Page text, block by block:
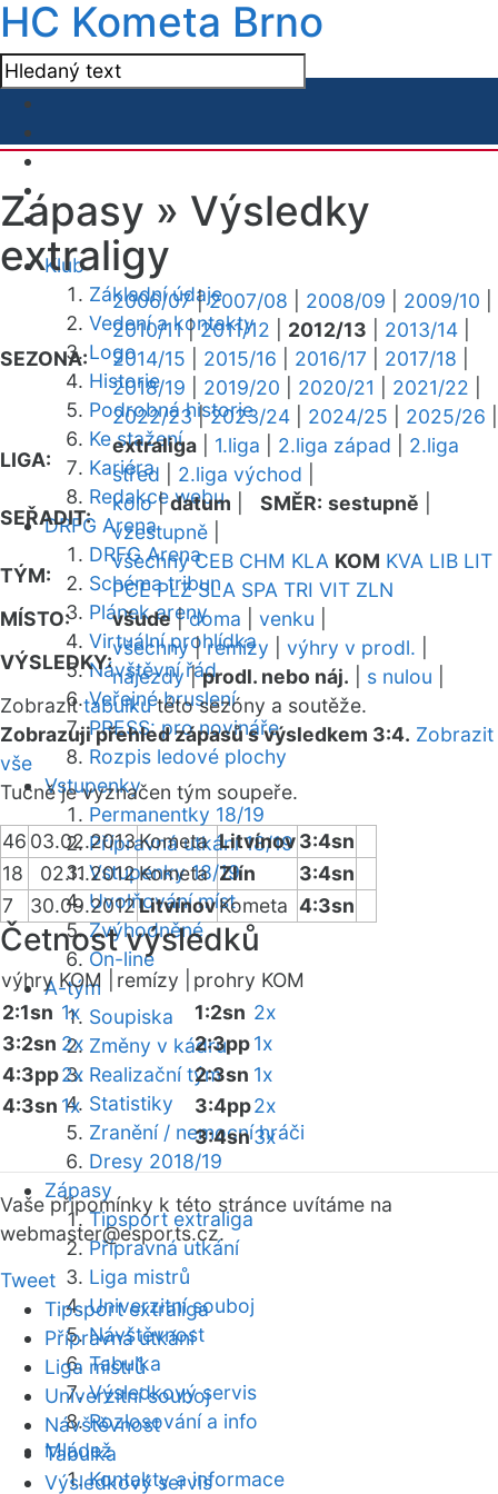
HC Kometa Brno
Klub
Základní údaje
Vedení a kontakty
Logo
Historie
Podrobná historie
Ke stažení
Kariéra
Redakce webu
DRFG Arena
DRFG Arena
Schéma tribun
Plánek areny
Virtuální prohlídka
Návštěvní řád
Veřejné bruslení
PRESS: pro novináře
Rozpis ledové plochy
Vstupenky
Permanentky 18/19
Přípravná utkání 18/19
Vstupenky 18/19
Uvolňování míst
Zvýhodněné
On-line
A-tým
Soupiska
Změny v kádru
Realizační tým
Statistiky
Zranění / nemocní hráči
Dresy 2018/19
Zápasy
Tipsport extraliga
Přípravná utkání
Liga mistrů
Univerzitní souboj
Návštěvnost
Tabulka
Výsledkový servis
Rozlosování a info
Mládež
Kontakty a informace
Zápasy » Výsledky
extraligy
SEZONA:
2006/07|2007/08 2008/09 2009/10
2010/11|2011/12 2012/13 2013/14
2014/15
2015/16 2016/17 2017/18
2018/19
2019/20 2020/21 2021/22
2022/23|2023/24 2024/25 2025/26
LIGA:
extraliga 1.liga 2.liga západ
2.liga
střed
2.liga východ
SEŘADIT:
kolo|datum SMĚR: sestupně
vzestupně
TÝM:
všechny CEB CHM KLA KOM KVA LIB LIT
PCE PLZ SLA SPA TRI VIT ZLN
MÍSTO:
všude|doma venku
VÝSLEDKY:
všechny|remízy výhry v prodl.
nájezdy|prodl. nebo náj. s nulou
Zobrazittabulkutéto sezóny a soutěže.
Zobrazuji přehled zápasů s výsledkem 3:4. Zobrazit
vše
Tučně je vyznačen tým soupeře.
46 03.02.2013Kometa Litvínov3:4sn
18
02.11.2012Kometa Zlín
3:4sn
7
30.09.2012LitvínovKometa 4:3sn
Četnost výsledků
výhry KOM | remízy |
prohry KOM
2:1sn 1x
3:2sn 2x
4:3pp2x
4:3sn 1x
1:2sn 2x
2:3pp1x
2:3sn 1x
3:4pp2x
3:4sn 3x
Vaše připomínky k této stránce uvítáme na
webmaster@esports.cz.
Tweet
Tipsport extraliga
Přípravná utkání
Liga mistrů
Univerzitní souboj
Návštěvnost
Tabulka
Výsledkový servis